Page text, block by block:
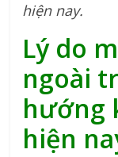
hiện nay.
Lý do
ngoài
hướng
hiện